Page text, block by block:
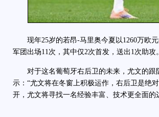
现年25岁的若昂-马里奥今夏以1260万欧元
军团出场11次，其中仅2次首发，送出1次助攻。
对于这名葡萄牙右后卫的未来，尤文的跟
示：“尤文将在冬窗上积极运作，右后卫是绝
开，尤文将寻找一名经验丰富、技术更全面的